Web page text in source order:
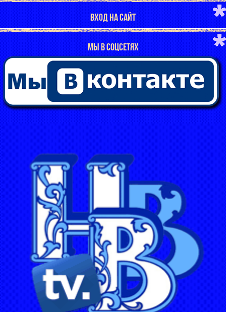
ВХОД НА САЙТ
МЫ В СОЦСЕТЯХ